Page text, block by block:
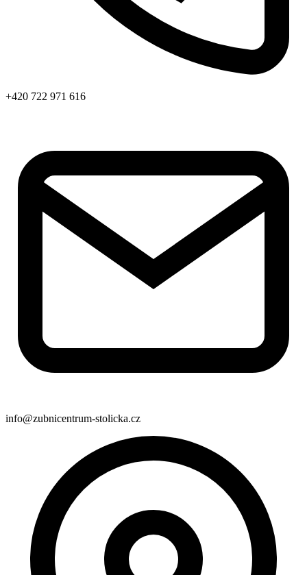
+420 722 971 616
info@zubnicentrum-stolicka.cz